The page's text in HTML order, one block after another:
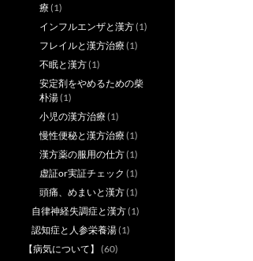
療(1)
インフルエンザと漢方(1)
フレイルと漢方治療(1)
不眠と漢方(1)
安定剤をやめるための柴
朴湯(1)
小児の漢方治療(1)
慢性便秘と漢方治療(1)
漢方薬の服用の仕方(1)
虚証or実証チェック (1)
頭痛、めまいと漢方(1)
自律神経失調症と漢方(1)
認知症と人参栄養湯(1)
【病気について】
(60)